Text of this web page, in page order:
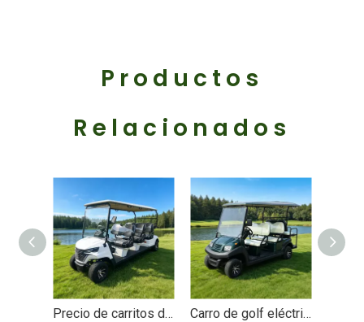
Productos
Relacionados
Precio de carritos de golf de 6 plazas al por mayor de importación - EG206EK Carro de golf eléctrico 2+4 6 plazas - EG204AKSZ